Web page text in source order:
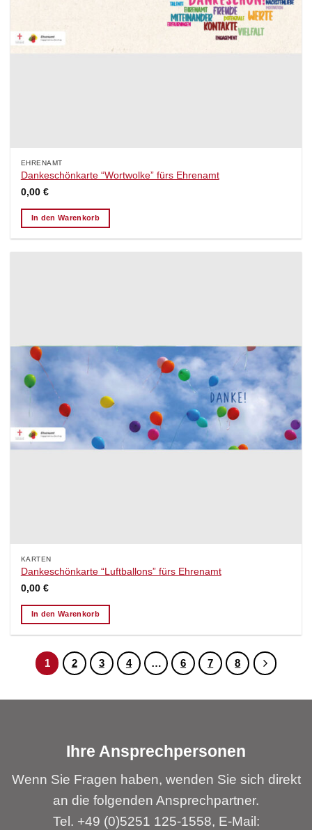
EHRENAMT
Dankeschönkarte “Wortwolke” fürs Ehrenamt
0,00 €
In den Warenkorb
KARTEN
Dankeschönkarte “Luftballons” fürs Ehrenamt
0,00 €
In den Warenkorb
1 2 3 4 … 6 7 8
Ihre Ansprechpersonen
Wenn Sie Fragen haben, wenden Sie sich direkt
an die folgenden Ansprechpartner.
Tel. +49 (0)5251 125-1558, E-Mail: